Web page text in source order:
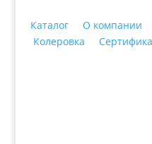
Каталог О компании
Колеровка